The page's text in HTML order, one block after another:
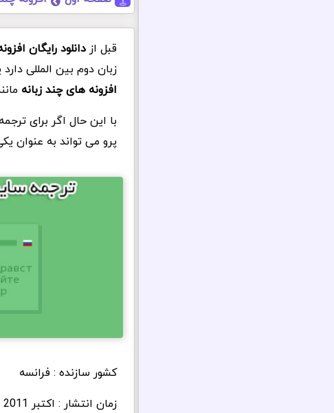
قبل از دانلود رایگان
زبان دوم بین المللی
افزونه های چند زبانه
با این حال اگر برای
پرو می تواند به عنوان
کشور سازنده : فرانسه
زمان انتشار : اکتبر 2011